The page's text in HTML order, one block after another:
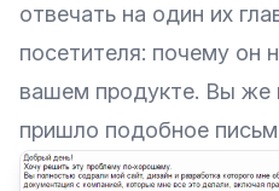
отвечать на один их
посетителя: почему он
вашем продукте. Вы же
пришло подобное